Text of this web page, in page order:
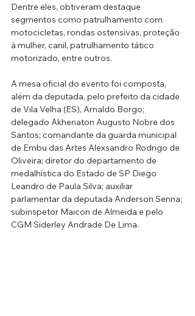
Dentre eles, obtiveram destaque
segmentos como patrulhamento com
motocicletas, rondas ostensivas, proteção
à mulher, canil, patrulhamento tático
motorizado, entre outros.
A mesa oficial do evento foi composta,
além da deputada, pelo prefeito da cidade
de Vila Velha (ES), Arnaldo Borgo;
delegado Akhenaton Augusto Nobre dos
Santos; comandante da guarda municipal
de Embu das Artes Alexsandro Rodrigo de
Oliveira; diretor do departamento de
medalhística do Estado de SP Diego
Leandro de Paula Silva; auxiliar
parlamentar da deputada Anderson Senna;
subinspetor Maicon de Almeida e pelo
CGM Siderley Andrade De Lima.